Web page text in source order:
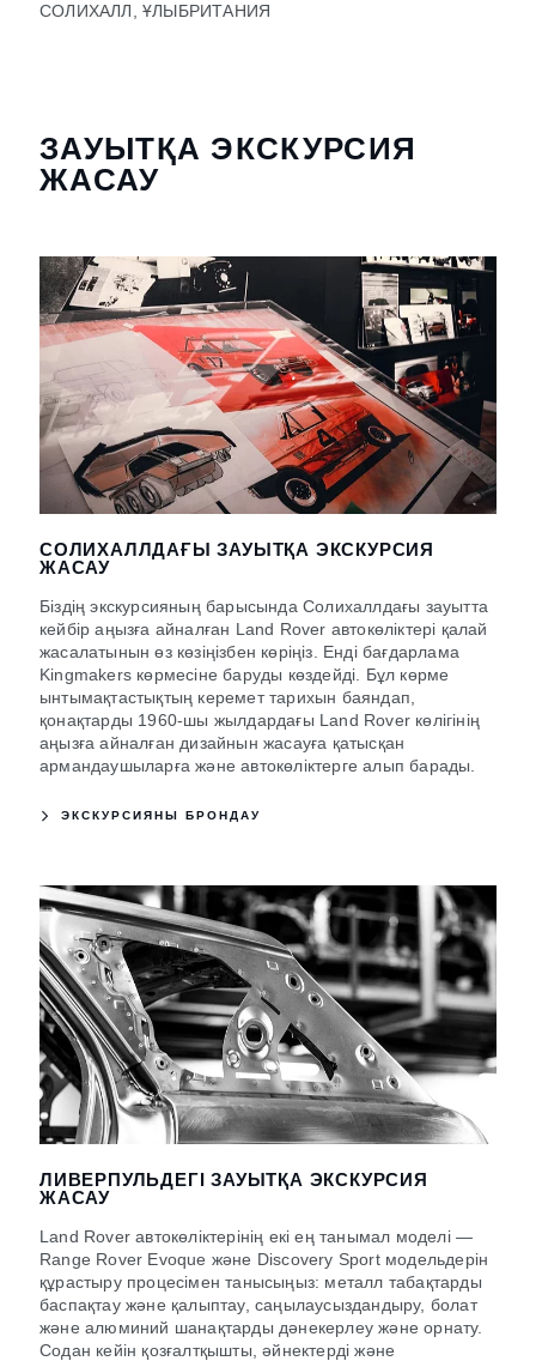
СОЛИХАЛЛ, ҰЛЫБРИТАНИЯ
ЗАУЫТҚА ЭКСКУРСИЯ
ЖАСАУ
СОЛИХАЛЛДАҒЫ ЗАУЫТҚА ЭКСКУРСИЯ
ЖАСАУ
Біздің экскурсияның барысында Солихаллдағы зауытта
кейбір аңызға айналған Land Rover автокөліктері қалай
жасалатынын өз көзіңізбен көріңіз. Енді бағдарлама
Kingmakers көрмесіне баруды көздейді. Бұл көрме
ынтымақтастықтың керемет тарихын баяндап,
қонақтарды 1960-шы жылдардағы Land Rover көлігінің
аңызға айналған дизайнын жасауға қатысқан
армандаушыларға және автокөліктерге алып барады.
ЭКСКУРСИЯНЫ БРОНДАУ
ЛИВЕРПУЛЬДЕГІ ЗАУЫТҚА ЭКСКУРСИЯ
ЖАСАУ
Land Rover автокөліктерінің екі ең танымал моделі —
Range Rover Evoque және Discovery Sport модельдерін
құрастыру процесімен танысыңыз: металл табақтарды
баспақтау және қалыптау, саңылаусыздандыру, болат
және алюминий шанақтарды дәнекерлеу және орнату.
Содан кейін қозғалтқышты, әйнектерді және